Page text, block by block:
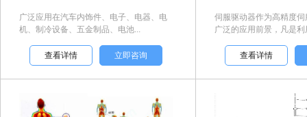
广泛应用在汽车内饰件、电子、电器、电
机、制冷设备、五金制品、电池...
查看详情 立即咨询
伺服驱动器作为高精度
广泛的应用前景，凡是利
查看详情